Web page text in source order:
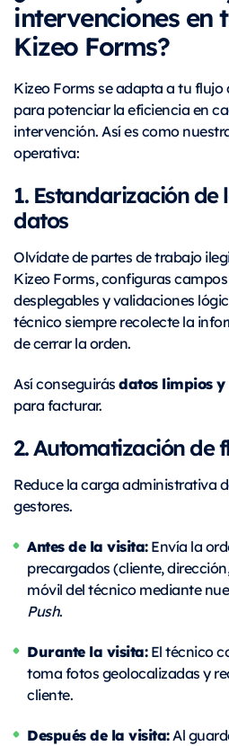
intervenciones en
Kizeo Forms?
Kizeo Forms se adapta a tu flujo
para potenciar la eficiencia en
intervención. Así es como
operativa:
1. Estandarización de
datos
Olvídate de partes de trabajo
Kizeo Forms, configuras
desplegables y validaciones
técnico siempre recolecte la
de cerrar la orden.
Así conseguirásdatos limpios
para facturar.
2. Automatización de
Reduce la carga administrativa
gestores.
Antes de la visita:Envía la
precargados (cliente,
móvil del técnico mediante
Push.
Durante la visita:El técnico
toma fotos geolocalizadas y
cliente.
Después de la visita:Al